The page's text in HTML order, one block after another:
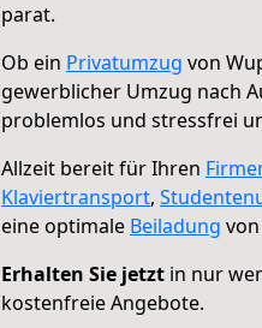
parat.
Ob ein Privatumzug von
gewerblicher Umzug nach
problemlos und stressfrei
Allzeit bereit für Ihren
Klaviertransport,
eine optimale Beiladung
Erhalten Sie jetzt in nur
kostenfreie Angebote.